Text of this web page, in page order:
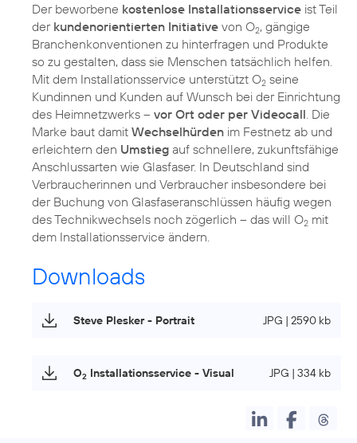
Der beworbene kostenlose Installationsservice ist Teil
der kundenorientierten Initiative von O2, gängige
Branchenkonventionen zu hinterfragen und Produkte
so zu gestalten, dass sie Menschen tatsächlich helfen.
Mit dem Installationsservice unterstützt O2 seine
Kundinnen und Kunden auf Wunsch bei der Einrichtung
des Heimnetzwerks – vor Ort oder per Videocall. Die
Marke baut damit Wechselhürden im Festnetz ab und
erleichtern den Umstieg auf schnellere, zukunftsfähige
Anschlussarten wie Glasfaser. In Deutschland sind
Verbraucherinnen und Verbraucher insbesondere bei
der Buchung von Glasfaseranschlüssen häufig wegen
des Technikwechsels noch zögerlich – das will O2 mit
dem Installationsservice ändern.
Downloads
Steve Plesker - Portrait JPG | 2590 kb
O2 Installationsservice - Visual JPG | 334 kb